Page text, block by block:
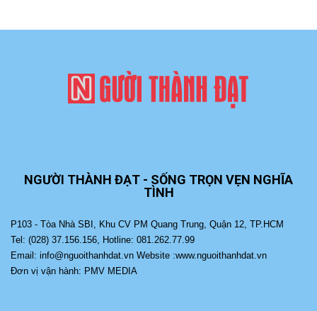
NGƯỜI THÀNH ĐẠT - SỐNG TRỌN VẸN NGHĨA
TÌNH
P103 - Tòa Nhà SBI, Khu CV PM Quang Trung, Quận 12, TP.HCM
Tel: (028) 37.156.156, Hotline: 081.262.77.99
Email: info@nguoithanhdat.vn Website :www.nguoithanhdat.vn
Đơn vị vận hành: PMV MEDIA